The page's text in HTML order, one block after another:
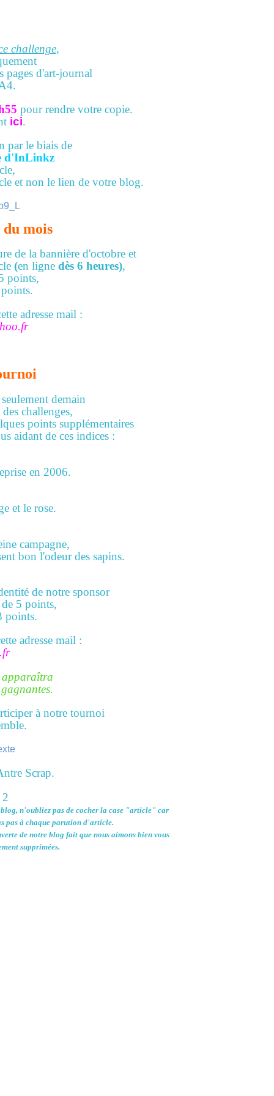
challenge,
pages d'art-journal
pour rendre votre copie.
ici.
par le biais de
d'InLinkz
et non le lien de votre blog.
mois
de la bannière d'octobre et
(en ligne dès 6 heures),
points,
adresse mail :
demain
challenges,
points supplémentaires
aidant de ces indices :
en 2006.
et le rose.
campagne,
bon l'odeur des sapins.
de notre sponsor
5 points,
points.
adresse mail :
apparaîtra
à notre tournoi
Scrap.
n'oubliez pas de cocher la case "article" car
pas à chaque parution d'article.
de notre blog fait que nous aimons bien vous
supprimées.